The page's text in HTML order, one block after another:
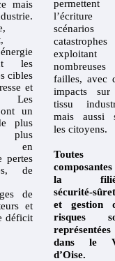
mais
les
cibles
et
Les
un
plus
en
pertes
de
de
et
déficit
permettent
l’écriture
scénarios
catastrophes
exploitant
nombreuses
failles, avec
impacts
tissu
mais aussi
les citoyens.
Toutes
composantes
la
sécurité-
et gestion
risques
représentées
dans le
d’Oise.